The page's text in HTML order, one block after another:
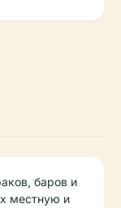
баров и
местную и